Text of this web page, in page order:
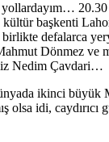
kültür başkenti
defalarca
Dönmez ve
Nedim Çavdari…
ikinci
olsa idi, caydırıcı